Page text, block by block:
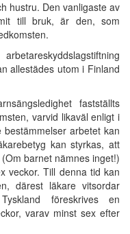
hustru. Den vanligaste av
till bruk, är den, som
allestädes utom i Finland
fastställts
varvid likaväl enligt i
arbetet kan
kan styrkas, att
barnet nämnes inget!)
veckor. Till denna tid kan
därest läkare vitsordar
föreskrives en
varav minst sex efter